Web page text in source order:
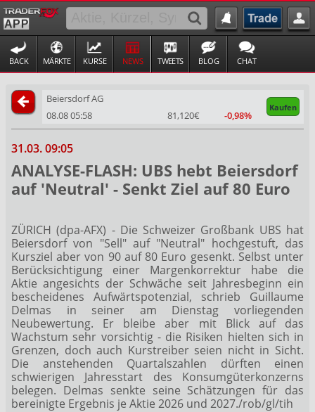
BACK MÄRKTE KURSE NEWS TWEETS BLOG CHAT
Beiersdorf AG
Kaufen
08.08 05:58 81,120€ -0,98%
31.03. 09:05
ANALYSE-FLASH: UBS hebt Beiersdorf
auf 'Neutral' - Senkt Ziel auf 80 Euro
ZÜRICH (dpa-AFX) - Die Schweizer Großbank UBS hat
Beiersdorfvon "Sell" auf "Neutral" hochgestuft, das
Kursziel aber von 90 auf 80 Euro gesenkt. Selbst unter
Berücksichtigung einer Margenkorrektur habe die
Aktie angesichts der Schwäche seit Jahresbeginn ein
bescheidenes Aufwärtspotenzial, schrieb Guillaume
Delmas in seiner am Dienstag vorliegenden
Neubewertung. Er bleibe aber mit Blick auf das
Wachstum sehr vorsichtig - die Risiken hielten sich in
Grenzen, doch auch Kurstreiber seien nicht in Sicht.
Die anstehenden Quartalszahlen dürften einen
schwierigen Jahresstart des Konsumgüterkonzerns
belegen. Delmas senkte seine Schätzungen für das
bereinigte Ergebnis je Aktie 2026 und 2027./rob/gl/tih